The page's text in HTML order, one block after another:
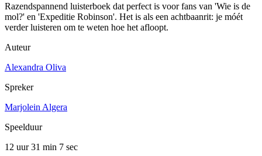
Razendspannend luisterboek dat perfect is voor fans van 'Wie is de
mol?' en 'Expeditie Robinson'. Het is als een achtbaanrit: je móét
verder luisteren om te weten hoe het afloopt.
Auteur
Alexandra Oliva
Spreker
Marjolein Algera
Speelduur
12 uur 31 min 7 sec